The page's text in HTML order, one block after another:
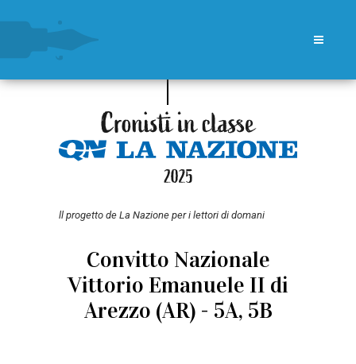
ll progetto de La Nazione per i lettori di domani
Convitto Nazionale
Vittorio Emanuele II di
Arezzo (AR) - 5A, 5B